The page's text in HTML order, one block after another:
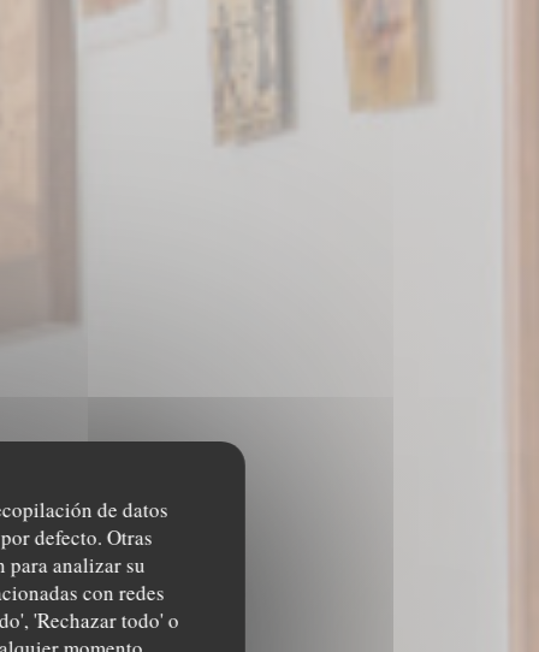
de datos
defecto. Otras
para analizar su
con redes
'Rechazar todo' o